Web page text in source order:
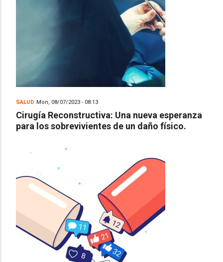
SALUD Mon, 08/07/2023 - 08:13
Cirugía Reconstructiva: Una nueva esperanza
para los sobrevivientes de un daño físico.